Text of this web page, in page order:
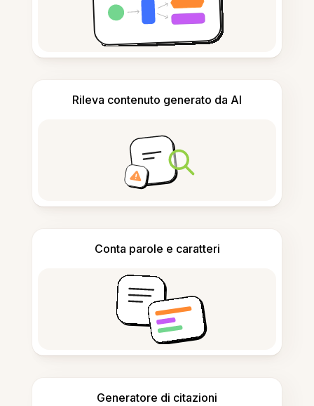
Rileva contenuto generato da AI
Conta parole e caratteri
Generatore di citazioni